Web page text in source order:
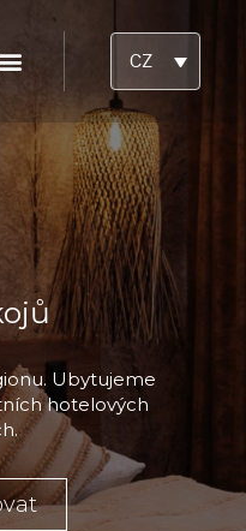
CZ
Ubytujeme
hotelových